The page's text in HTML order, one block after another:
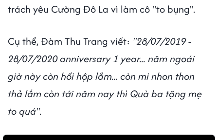
trách yêu Cường Đô La vì làm cô "to bụng".
Cụ thể, Đàm Thu Trang viết: "28/07/2019 -
28/07/2020 anniversary 1 year... năm ngoái
giờ này còn hồi hộp lắm... còn mi nhon thon
thả lắm còn tới năm nay thì Quà ba tặng mẹ
to quá".